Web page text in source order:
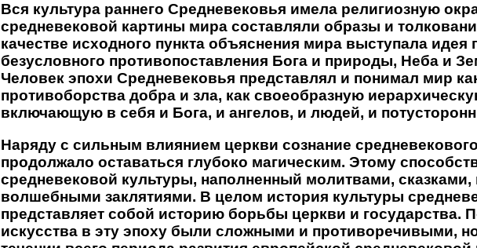
Вся культура раннего Средневековья имела религиозную
средневековой картины мира составляли образы и
качестве исходного пункта объяснения мира выступала идея
безусловного противопоставления Бога и природы, Неба и
Человек эпохи Средневековья представлял и понимал мир
противоборства добра и зла, как своеобразную
включающую в себя и Бога, и ангелов, и людей, и
Наряду с сильным влиянием церкви сознание
продолжало оставаться глубоко магическим. Этому
средневековой культуры, наполненный молитвами,
волшебными заклятиями. В целом история культуры
представляет собой историю борьбы церкви и государства.
искусства в эту эпоху были сложными и противоречивыми,